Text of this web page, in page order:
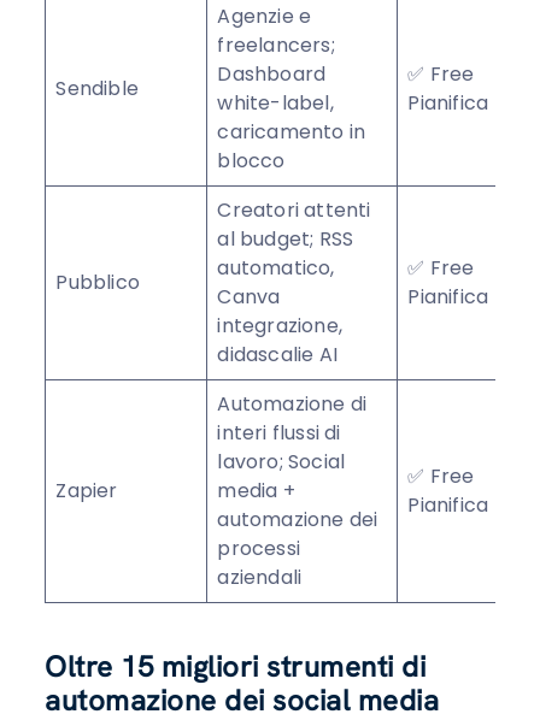
Sendible
Agenzie e
freelancers;
Dashboard
white-label,
caricamento in
blocco
✅ Free
Pianifica
Pubblico
Creatori attenti
al budget; RSS
automatico,
Canva
integrazione,
didascalie AI
✅ Free
Pianifica
Zapier
Automazione di
interi flussi di
lavoro; Social
media +
automazione dei
processi
aziendali
✅ Free
Pianifica
Oltre 15 migliori strumenti di
automazione dei social media